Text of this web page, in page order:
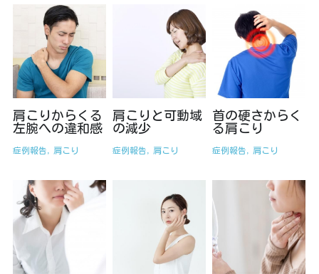
肩こりからくる
左腕への違和感
症例報告, 肩こり
肩こりと可動域
の減少
症例報告, 肩こり
首の硬さからく
る肩こり
症例報告, 肩こり